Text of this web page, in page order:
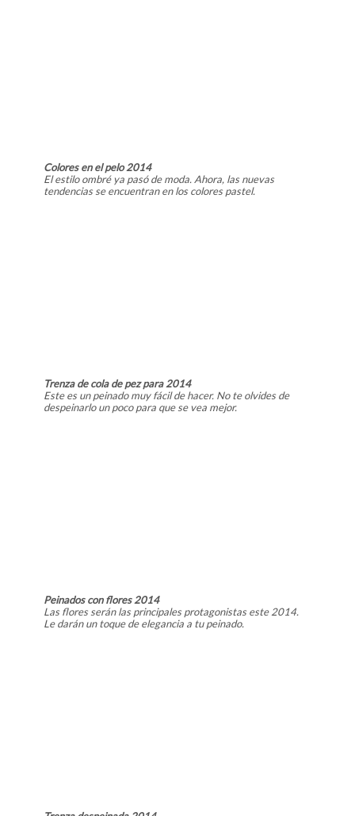
Colores en el pelo 2014
El estilo ombré ya pasó de moda. Ahora, las nuevas
tendencias se encuentran en los colores pastel.
Trenza de cola de pez para 2014
Este es un peinado muy fácil de hacer. No te olvides de
despeinarlo un poco para que se vea mejor.
Peinados con flores 2014
Las flores serán las principales protagonistas este 2014.
Le darán un toque de elegancia a tu peinado.